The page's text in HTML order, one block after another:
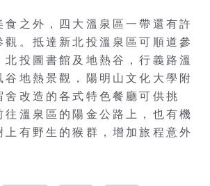
食之外，四大溫泉區一帶還有許
觀。抵達新北投溫泉區可順道參
北投圖書館及地熱谷，行義路溫
谷地熱景觀，陽明山文化大學附
舍改造的各式特色餐廳可供挑
往溫泉區的陽金公路上，也有機
上有野生的猴群，增加旅程意外